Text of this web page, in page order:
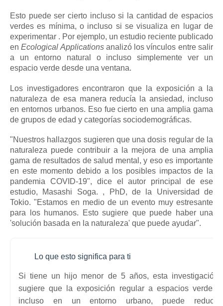
Esto puede ser cierto incluso si la cantidad de espacios
verdes es mínima, o incluso si sevisualiza en lugar de
experimentar . Por ejemplo, un estudio reciente publicado
enEcological Applicationsanalizó los vínculos entre salir
a un entorno natural o incluso simplemente ver un
espacio verde desde una ventana.
Los investigadores encontraron que la exposición a la
naturaleza de esa manera reducía la ansiedad, incluso
en entornos urbanos. Eso fue cierto en una amplia gama
de grupos de edad y categorías sociodemográficas.
"Nuestros hallazgos sugieren que una dosis regular de la
naturaleza puede contribuir a la mejora de una amplia
gama de resultados de salud mental, y eso es importante
en este momento debido a los posibles impactos de la
pandemia COVID-19", dice el autor principal de ese
estudio, Masashi Soga. , PhD, de la Universidad de
Tokio. "Estamos en medio de un evento muy estresante
para los humanos. Esto sugiere que puede haber una
'solución basada en la naturaleza' que puede ayudar".
Lo que esto significa para ti
Si tiene un hijo menor de 5 años, esta investigación
sugiere que la exposición regular a espacios verdes,
incluso en un entorno urbano, puede reducir